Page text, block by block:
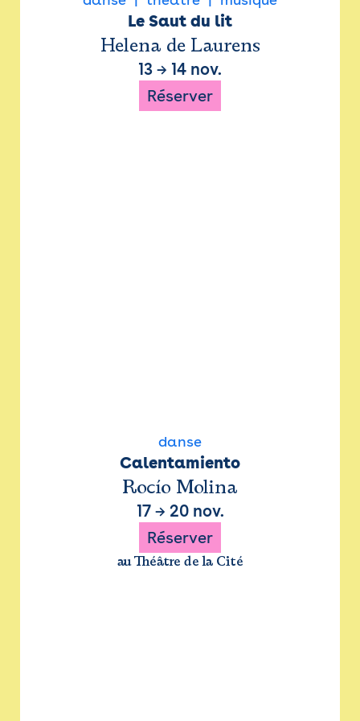
Le Saut du lit
Helena de Laurens
13 → 14 nov.
Réserver
danse
Calentamiento
Rocío Molina
17→ 20 nov.
Réserver
au Théâtre de la Cité